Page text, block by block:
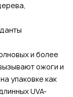
и более
ожоги и
упаковке как
UVA-